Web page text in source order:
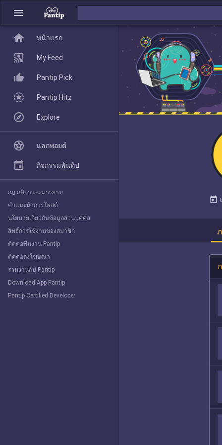
menu
today
home
Pantip Pick
Explore
home หน้าแรก
My Feed
Pantip Pick
Pantip Hitz
Explore
แลกพอยต์
กิจกรรมพันทิป
กฎ กติกาและมารยาท
คำแนะนำการโพสต์
นโยบายเกี่ยวกับข้อมูลส่วนบุคคล
สิทธิ์การใช้งานของสมาชิก
ติดต่อทีมงาน Pantip
ติดต่อลงโฆษณา
ร่วมงานกับ Pantip
Download App Pantip
Pantip Certified Developer